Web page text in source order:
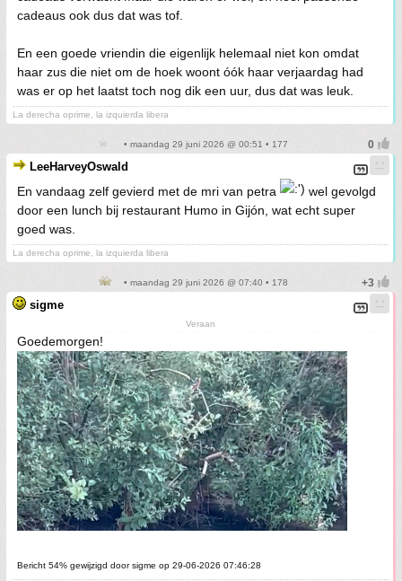
cadeaus ook dus dat was tof.
En een goede vriendin die eigenlijk helemaal niet kon omdat
haar zus die niet om de hoek woont óók haar verjaardag had
was er op het laatst toch nog dik een uur, dus dat was leuk.
La derecha oprime, la izquierda libera
• maandag 29 juni 2026 @ 00:51 • 177
LeeHarveyOswald
En vandaag zelf gevierd met de mri van petra
wel gevolgd
door een lunch bij restaurant Humo in Gijón, wat echt super
goed was.
La derecha oprime, la izquierda libera
• maandag 29 juni 2026 @ 07:40 • 178
sigme
Veraan
Goedemorgen!
Bericht 54% gewijzigd door sigme op 29-06-2026 07:46:28